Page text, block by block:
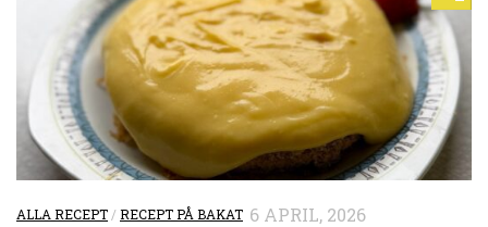
ALLA RECEPT /RECEPT PÅ BAKAT 6 APRIL, 2026